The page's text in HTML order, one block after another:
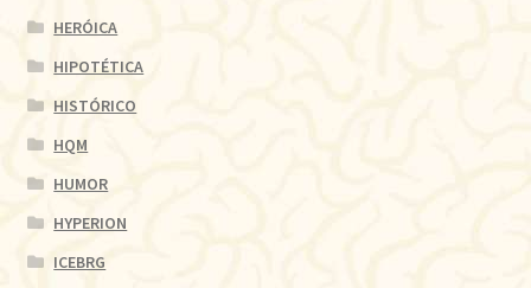
HERÓICA
HIPOTÉTICA
HISTÓRICO
HQM
HUMOR
HYPERION
ICEBRG